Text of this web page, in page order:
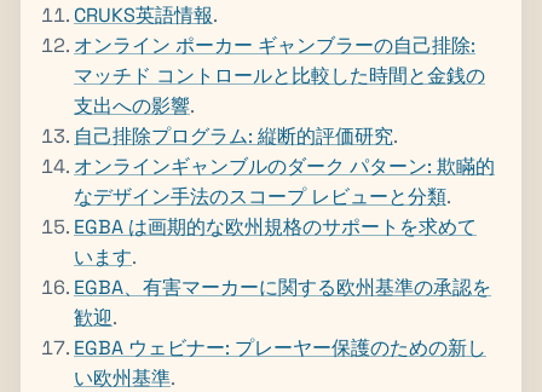
CRUKS英語情報.
オンライン ポーカー ギャンブラーの自己排除:
マッチド コントロールと比較した時間と金銭の
支出への影響.
自己排除プログラム: 縦断的評価研究.
オンラインギャンブルのダーク パターン: 欺瞞的
なデザイン手法のスコープ レビューと分類.
EGBA は画期的な欧州規格のサポートを求めて
います.
EGBA、有害マーカーに関する欧州基準の承認を
歓迎.
EGBA ウェビナー: プレーヤー保護のための新し
い欧州基準.